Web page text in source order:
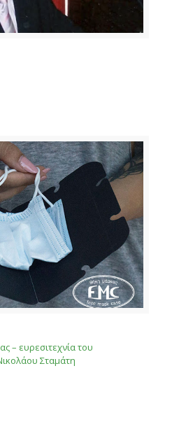
– ευρεσιτεχνία του
Σταμάτη